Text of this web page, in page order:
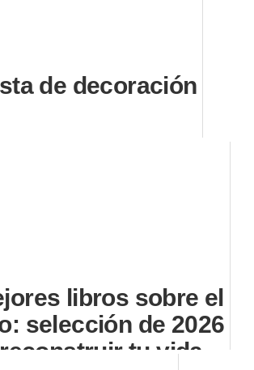
de decoración
libros sobre el
selección de 2026
tu vida